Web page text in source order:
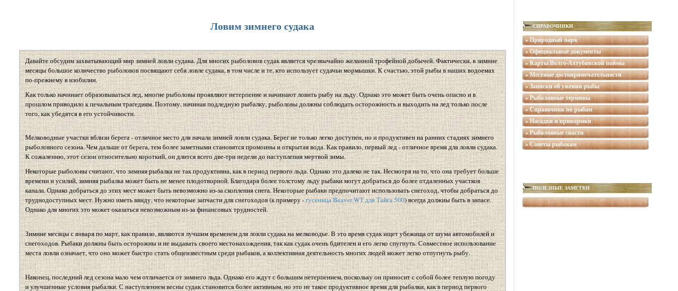
Ловим зимнего судака
Давайте обсудим захватывающий мир зимней ловли судака. Для многих рыболовов судак является чрезвычайно желанной трофейной добычей. Фактически, в зимние
месяцы большое количество рыболовов посвящают себя ловле судака, в том числе и те, кто использует судачьи мормышки. К счастью, этой рыбы в наших водоемах
по-прежнему в изобилии.
Как только начинает образовываться лед, многие рыболовы проявляют нетерпение и начинают ловить рыбу на льду. Однако это может быть очень опасно и в
прошлом приводило к печальным трагедиям. Поэтому, начиная подледную рыбалку, рыболовы должны соблюдать осторожность и выходить на лед только после
того, как убедятся в его устойчивости.
Мелководные участки вблизи берега - отличное место для начала зимней ловли судака. Берег не только легко доступен, но и продуктивен на ранних стадиях зимнего
рыболовного сезона. Чем дальше от берега, тем более заметными становятся промоины и открытая вода. Как правило, первый лед - отличное время для ловли судака.
К сожалению, этот сезон относительно короткий, он длится всего две-три недели до наступления мертвой зимы.
Некоторые рыболовы считают, что зимняя рыбалка не так продуктивна, как в период первого льда. Однако это далеко не так. Несмотря на то, что она требует больше
времени и усилий, зимняя рыбалка может быть не менее плодотворной. Благодаря более толстому льду рыбаки могут добраться до более отдаленных участков
канала. Однако добраться до этих мест может быть невозможно из-за скопления снега. Некоторые рыбаки предпочитают использовать снегоход, чтобы добраться до
труднодоступных мест. Нужно иметь ввиду, что некоторые запчасти для снегоходов (к примеру -гусеница Beaver WT для Тайга 500) всегда должны быть в запасе.
Однако для многих это может оказаться невозможным из-за финансовых трудностей.
Зимние месяцы с января по март, как правило, являются лучшим временем для ловли судака на мелководье. В это время судак ищет убежища от шума автомобилей и
снегоходов. Рыбаки должны быть осторожны и не выдавать своего местонахождения, так как судак очень бдителен и его легко спугнуть. Совместное использование
места ловли означает, что оно может быстро стать общеизвестным среди рыбаков, а коллективная деятельность многих людей может легко отпугнуть рыбу.
Наконец, последний лед сезона мало чем отличается от зимнего льда. Однако его ждут с большим нетерпением, поскольку он приносит с собой более теплую погоду
и улучшенные условия рыбалки. С наступлением весны судак становится более активным, но это не такое продуктивное время для рыбалки, как в период первого
СПРАВОЧНИКИ
» Природный парк
» Официальные документы
» Карты Волго-Ахтубинской поймы
» Местные достопримечательности
» Записки об ужении рыбы
» Рыболовные термины
» Справочник по рыбам
» Насадки и прикормки
» Рыболовные снасти
» Советы рыбакам
ПОЛЕЗНЫЕ ЗАМЕТКИ